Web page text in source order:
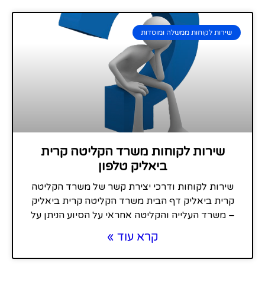
שירות לקוחות ממשלה ומוסדות
שירות לקוחות משרד הקליטה קרית
ביאליק טלפון
שירות לקוחות ודרכי יצירת קשר של משרד הקליטה
קרית ביאליק דף הבית משרד הקליטה קרית ביאליק
– משרד העלייה והקליטה אחראי על הסיוע הניתן על
קרא עוד »